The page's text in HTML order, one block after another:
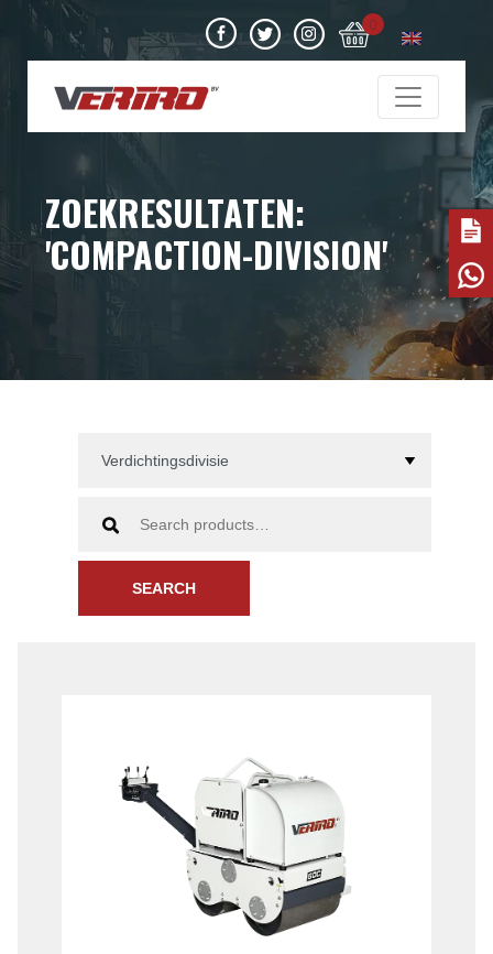
0
ZOEKRESULTATEN:
'COMPACTION-DIVISION'
SEARCH